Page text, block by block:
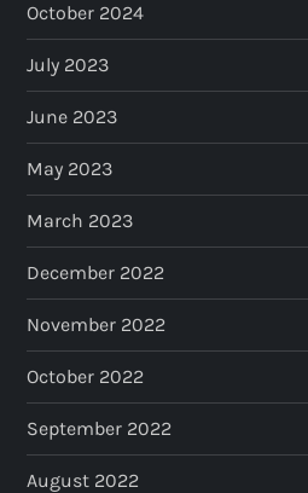
October 2024
July 2023
June 2023
May 2023
March 2023
December 2022
November 2022
October 2022
September 2022
August 2022